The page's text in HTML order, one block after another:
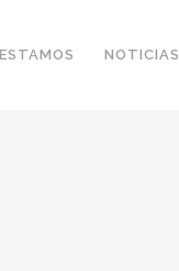
NOTICIAS